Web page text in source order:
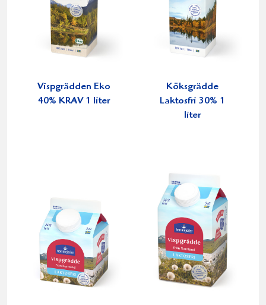
Vispgrädden Eko
40% KRAV 1 liter
Köksgrädde
Laktosfri 30% 1
liter